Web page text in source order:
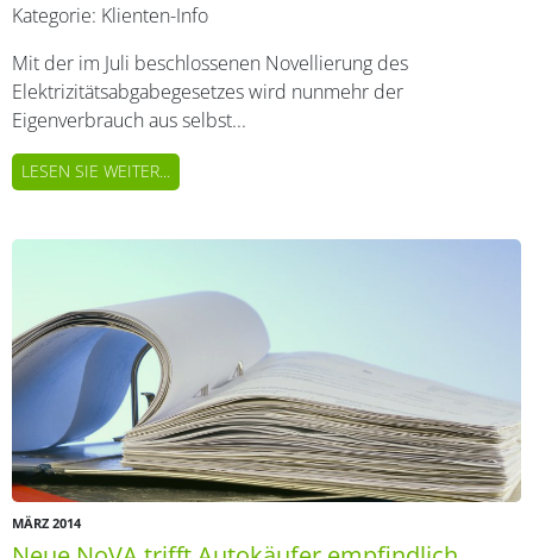
Kategorie: Klienten-Info
Mit der im Juli beschlossenen Novellierung des
Elektrizitätsabgabegesetzes wird nunmehr der
Eigenverbrauch aus selbst...
LESEN SIE WEITER...
MÄRZ 2014